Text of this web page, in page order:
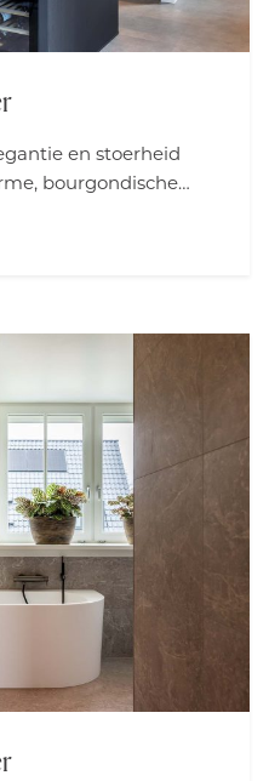
en stoerheid
bourgondische
en de kastenwand